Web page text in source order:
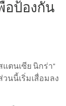
อป้องกัน
ตนเซีย นิกร่า"
นนี้เริ่มเสื่อมลง